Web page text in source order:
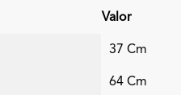
Valor
37 Cm
64 Cm